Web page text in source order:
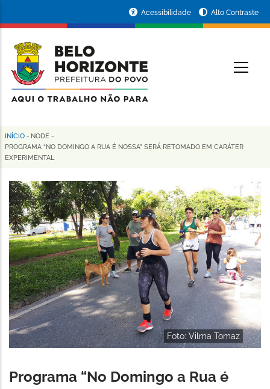
conteúdo
principal
da
Prefeitura
de
Horizonte
Acessibilidade Alto Contraste
Trilha
de
navegação
INÍCIO - NODE -
PROGRAMA “NO DOMINGO A RUA É NOSSA” SERÁ RETOMADO EM CARÁTER
EXPERIMENTAL
Foto: Vilma Tomaz
Programa “No Domingo a Rua é